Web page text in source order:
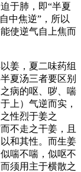
于肺，即“半夏
中焦逆”，所以
使逆气自上焦而
姜，夏二味药组
夏汤三者要区别
病的呕、哕、喘
上）气逆而实，
性烈于姜之
不走之干姜，且
和其性。而生姜
喘不喘，似呕不
须用主于横散之